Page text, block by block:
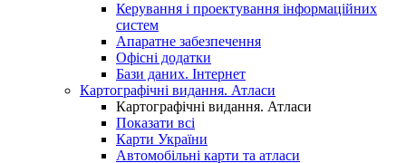
Керування і проектування інформаційних
систем
Апаратне забезпечення
Офісні додатки
Бази даних. Інтернет
Картографічні видання. Атласи
Картографічні видання. Атласи
Показати всі
Карти України
Автомобільні карти та атласи